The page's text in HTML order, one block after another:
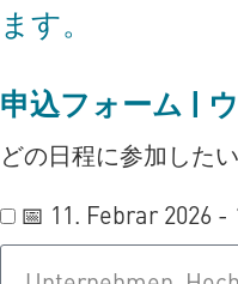
ます。
申込フォーム |
どの日程に参加した
📅 11. Febrar 2026